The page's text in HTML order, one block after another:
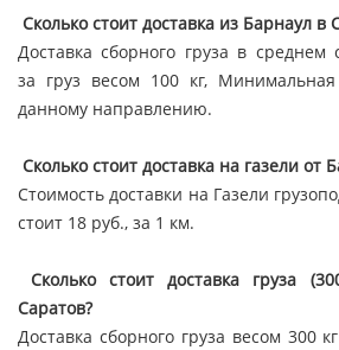
Сколько стоит доставка из Барнаул в
Доставка сборного груза в
за груз весом 100 кг,
данному направлению.
Сколько стоит доставка на газели от
Стоимость доставки на Газели
стоит 18 руб., за 1 км.
Сколько стоит доставка груза
Саратов?
Доставка сборного груза весом 300